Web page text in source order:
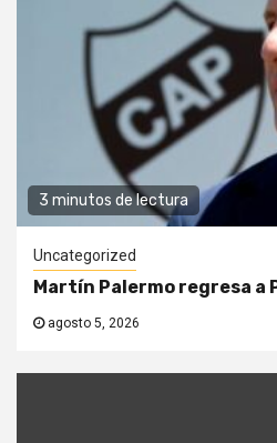
3 minutos de lectura
Uncategorized
Martín Palermo regresa a
agosto 5, 2026